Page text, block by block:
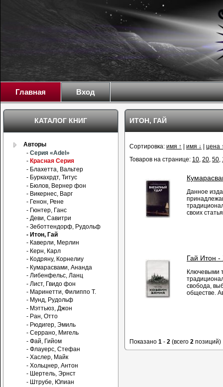
Главная Вход
ИТОН, ГАЙ
Сортировка: имя ↑ имя ↓
цена
Товаров на странице: 10, 20, 50,
Данное
своих
Гай Итон -
Ключевыми
свобода,
обществе.
Показано 1 - 2 (всего 2 позиций)
КАТАЛОГ КНИГ
Авторы
-Серия «Adel»
- Красная Серия
- Блахетта, Вальтер
- Буркахрдт, Титус
- Бюлов, Вернер фон
- Викернес, Варг
- Генон, Рене
- Гюнтер, Ганс
- Деви, Савитри
- Зеботтендорф, Рудольф
- Итон, Гай
- Каверли, Мерлин
- Керн, Карл
- Кодряну, Корнелиу
- Кумарасвами, Ананда
- Либенфельс, Ланц
- Лист, Гвидо фон
- Маринетти, Филиппо Т.
- Мунд, Рудольф
- Мэттьюз, Джон
- Ран, Отто
- Рюдигер, Эмиль
- Серрано, Мигель
- Фай, Гийом
- Флауерс, Стефан
- Хаслер, Майк
- Хольцнер, Антон
- Шертель, Эрнст
- Штрубе, Юлиан